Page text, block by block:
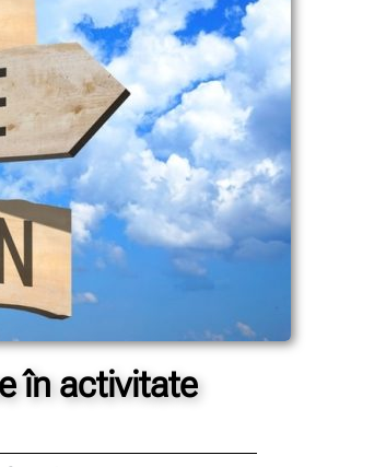
în activitate